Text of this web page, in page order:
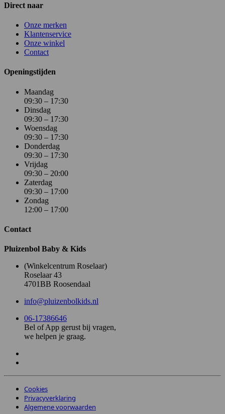
Direct naar
Onze merken
Klantenservice
Onze winkel
Contact
Openingstijden
Maandag
09:30 – 17:30
Dinsdag
09:30 – 17:30
Woensdag
09:30 – 17:30
Donderdag
09:30 – 17:30
Vrijdag
09:30 – 20:00
Zaterdag
09:30 – 17:00
Zondag
12:00 – 17:00
Contact
Pluizenbol Baby & Kids
(Winkelcentrum Roselaar)
Roselaar 43
4701BB Roosendaal
info@pluizenbolkids.nl
06-17386646
Bel of App gerust bij vragen,
we helpen je graag.
Cookies
Privacyverklaring
Algemene voorwaarden